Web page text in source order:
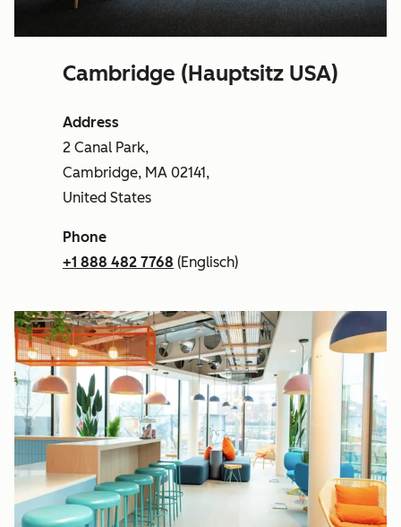
Cambridge (Hauptsitz USA)
Address
2 Canal Park,
Cambridge, MA 02141,
United States
Phone
+1 888 482 7768 (Englisch)